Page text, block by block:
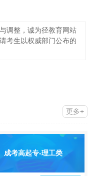
调整，诚为径教育网站
考生以权威部门公布的
更多+
成考高起专-理工类